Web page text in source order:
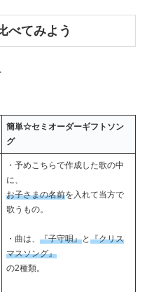
べてみよう
簡単☆セミオーダーギフトソン
グ
・予めこちらで作成した歌の中
に、
お子さまの名前を入れて当方で
歌うもの。
・曲は、 『子守唄』と 『クリス
マスソング』
の2種類。